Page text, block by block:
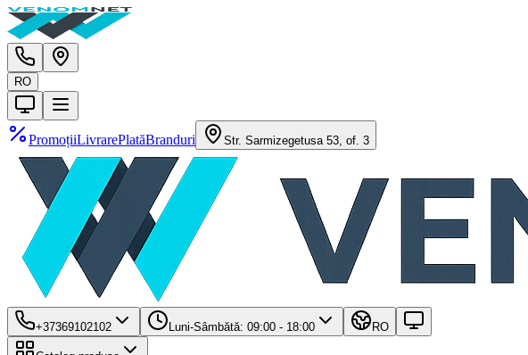
RO
PromoțiiLivrarePlatăBranduri Str. Sarmizegetusa 53, of. 3
+37369102102 Luni-Sâmbătă: 09:00 - 18:00 RO